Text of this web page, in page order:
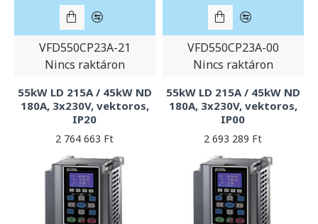
VFD550CP23A-21
Nincs raktáron
55kW LD 215A / 45kW ND
180A, 3x230V, vektoros,
IP20
2 764 663 Ft
VFD550CP23A-00
Nincs raktáron
55kW LD 215A / 45kW ND
180A, 3x230V, vektoros,
IP00
2 693 289 Ft